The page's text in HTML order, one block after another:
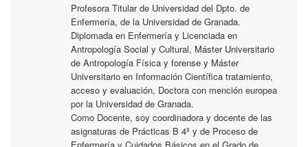
Profesora Titular de Universidad del Dpto. de
Enfermería, de la Universidad de Granada.
Diplomada en Enfermería y Licenciada en
Antropología Social y Cultural, Máster Universitario
de Antropología Física y forense y Máster
Universitario en Información Científica tratamiento,
acceso y evaluación, Doctora con mención europea
por la Universidad de Granada.
Como Docente, soy coordinadora y docente de las
asignaturas de Prácticas B 4º y de Proceso de
Enfermería y Cuidados Básicos en el Grado de